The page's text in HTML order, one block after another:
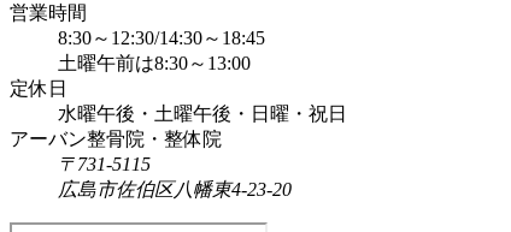
営業時間
8:30～12:30/14:30～18:45
土曜午前は8:30～13:00
定休日
水曜午後・土曜午後・日曜・祝日
アーバン整骨院・整体院
〒731-5115
広島市佐伯区八幡東4-23-20